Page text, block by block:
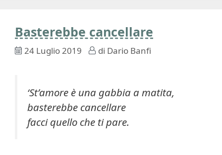
Basterebbe cancellare
24 Luglio 2019 di Dario Banfi
‘St’amore è una gabbia a matita,
basterebbe cancellare
facci quello che ti pare.